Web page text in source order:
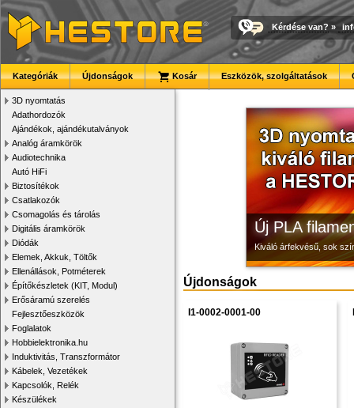
Kérdése van? »
Kategóriák Újdonságok Kosár Eszközök, szolgáltatások
3D nyomtatás
Adathordozók
Ajándékok, ajándékutalványok
Analóg áramkörök
Audiotechnika
Autó HiFi
Biztosítékok
Csatlakozók
Csomagolás és tárolás
Digitális áramkörök
Diódák
Elemek, Akkuk, Töltők
Ellenállások, Potméterek
Építőkészletek (KIT, Modul)
Erősáramú szerelés
Fejlesztőeszközök
Foglalatok
Hobbielektronika.hu
Induktivitás, Transzformátor
Kábelek, Vezetékek
Kapcsolók, Relék
Készülékek
Új PLA
Kiváló árfekvésű, sok
Megbízható
Modulvilág
3D nyomtató
Újdonságok
I1-0002-0001-00